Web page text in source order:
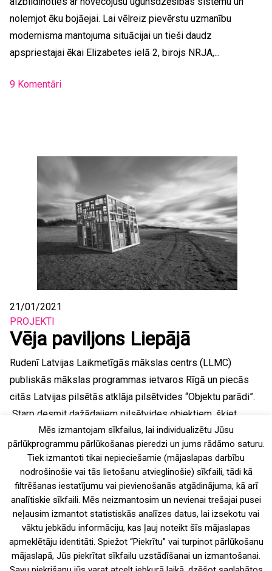
nolemjot ēku bojāejai. Lai vēlreiz pievērstu uzmanību
modernisma mantojuma situācijai un tieši daudz
apspriestajai ēkai Elizabetes ielā 2, birojs NRJA,...
9 Komentāri
21/01/2021
PROJEKTI
Vēja paviljons Liepājā
Rudenī Latvijas Laikmetīgās mākslas centrs (LLMC)
publiskās mākslas programmas ietvaros Rīgā un piecās
citās Latvijas pilsētās atklāja pilsētvides “Objektu parādi”.
Starp desmit dažādajiem pilsētvides objektiem, šķiet,
lielāko uzmanību izpelnījies Ērika Boža veidotais “Vēja
paviljons” Liepājas pludmalē, — instalācija, kas iekļaujas...
1 komentārs
Ziņu
Vecāki raksti Jaunākas ziņas
Mēs izmantojam sīkfailus, lai individualizētu Jūsu
pārlūkprogrammu pārlūkošanas pieredzi un jums rādāmo saturu.
Tiek izmantoti tikai nepieciešamie (mājaslapas darbību
nodrošinošie vai tās lietošanu atvieglinošie) sīkfaili, tādi kā
filtrēšanas iestatījumu vai pievienošanās atgādinājuma, kā arī
analītiskie sīkfaili. Mēs neizmantosim un nevienai trešajai pusei
neļausim izmantot statistiskās analīzes datus, lai izsekotu vai
vāktu jebkādu informāciju, kas ļauj noteikt šīs mājaslapas
apmeklētāju identitāti. Spiežot “Piekrītu” vai turpinot pārlūkošanu
mājaslapā, Jūs piekrītat sīkfailu uzstādīšanai un izmantošanai.